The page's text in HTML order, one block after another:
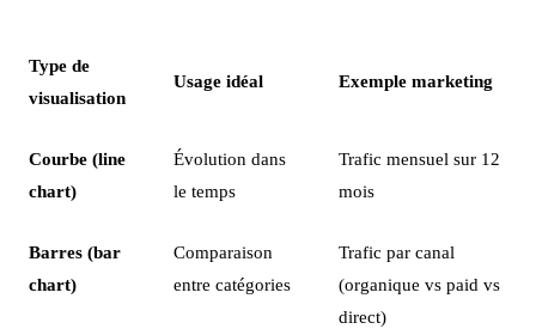
Type de
visualisation
Usage idéal Exemple marketing
Courbe (line
chart)
Évolution dans
le temps
Trafic mensuel sur 12
mois
Barres (bar
chart)
Comparaison
entre catégories
Trafic par canal
(organique vs paid vs
direct)